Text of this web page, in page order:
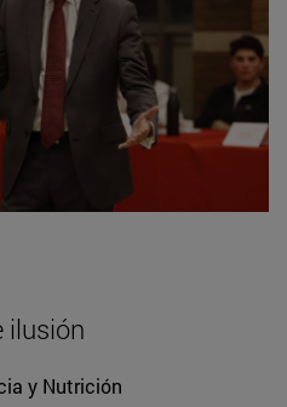
ilusión
y Nutrición